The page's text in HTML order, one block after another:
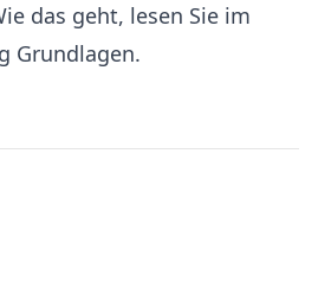
das geht, lesen Sie im
Grundlagen.